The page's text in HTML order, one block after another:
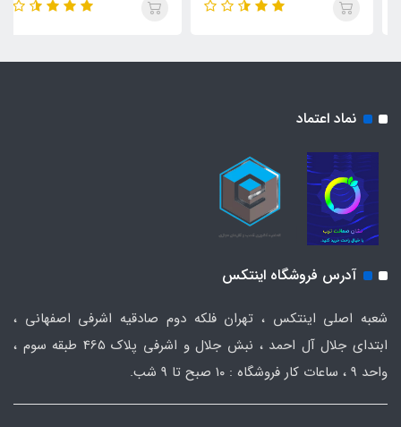
نماد اعتماد
آدرس فروشگاه اینتکس
شعبه اصلی اینتکس ، تهران فلکه دوم صادقیه اشرفی اصفهانی ،
ابتدای جلال آل احمد ، نبش جلال و اشرفی پلاک 465 طبقه سوم ،
واحد ۹ ، ساعات کار فروشگاه : ۱۰ صبح تا ۹ شب.